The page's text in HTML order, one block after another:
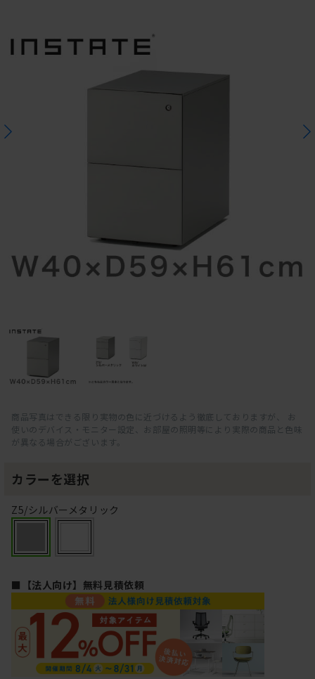
商品写真はできる限り実物の色に近づけるよう徹底しておりますが、 お
使いのデバイス・モニター設定、お部屋の照明等により実際の商品と色味
が異なる場合がございます。
カラーを選択
Z5/シルバーメタリック
■【法人向け】無料見積依頼